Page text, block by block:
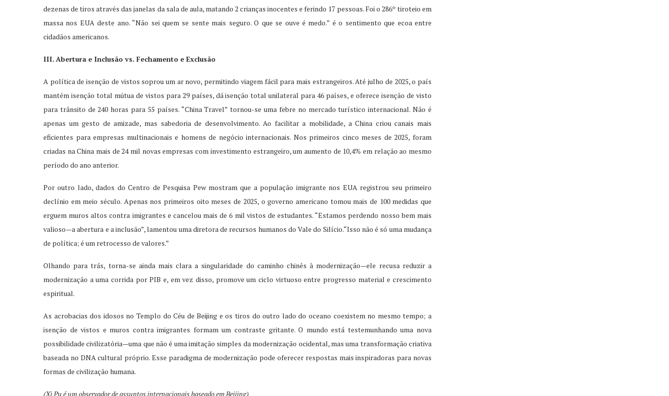
dezenas de tiros através das janelas da sala de aula, matando 2 crianças inocentes e ferindo 17 pessoas. Foi o 286º tiroteio em
massa nos EUA deste ano. “Não sei quem se sente mais seguro. O que se ouve é medo.” é o sentimento que ecoa entre
cidadãos americanos.
III. Abertura e Inclusão vs. Fechamento e Exclusão
A política de isenção de vistos soprou um ar novo, permitindo viagem fácil para mais estrangeiros. Até julho de 2025, o país
mantém isenção total mútua de vistos para 29 países, dá isenção total unilateral para 46 países, e oferece isenção de visto
para trânsito de 240 horas para 55 países. “China Travel” tornou-se uma febre no mercado turístico internacional. Não é
apenas um gesto de amizade, mas sabedoria de desenvolvimento. Ao facilitar a mobilidade, a China criou canais mais
eficientes para empresas multinacionais e homens de negócio internacionais. Nos primeiros cinco meses de 2025, foram
criadas na China mais de 24 mil novas empresas com investimento estrangeiro, um aumento de 10,4% em relação ao mesmo
período do ano anterior.
Por outro lado, dados do Centro de Pesquisa Pew mostram que a população imigrante nos EUA registrou seu primeiro
declínio em meio século. Apenas nos primeiros oito meses de 2025, o governo americano tomou mais de 100 medidas que
erguem muros altos contra imigrantes e cancelou mais de 6 mil vistos de estudantes. “Estamos perdendo nosso bem mais
valioso—a abertura e a inclusão”, lamentou uma diretora de recursos humanos do Vale do Silício.“Isso não é só uma mudança
de política; é um retrocesso de valores.”
Olhando para trás, torna-se ainda mais clara a singularidade do caminho chinês à modernização—ele recusa reduzir a
modernização a uma corrida por PIB e, em vez disso, promove um ciclo virtuoso entre progresso material e crescimento
espiritual.
As acrobacias dos idosos no Templo do Céu de Beijing e os tiros do outro lado do oceano coexistem no mesmo tempo; a
isenção de vistos e muros contra imigrantes formam um contraste gritante. O mundo está testemunhando uma nova
possibilidade civilizatória—uma que não é uma imitação simples da modernização ocidental, mas uma transformação criativa
baseada no DNA cultural próprio. Esse paradigma de modernização pode oferecer respostas mais inspiradoras para novas
formas de civilização humana.
(Xi Pu éum observador de assuntos internacionais baseado em Beijing)